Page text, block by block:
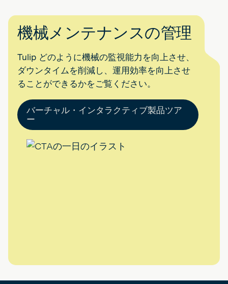
ラートの表示、修理の案内、紙のフォームの交換など、オペレーター
の行動を支援するものであれば、余計な雑用ではなく、仕事の一部に
なります。
機械メンテナンスの管理
Tulip どのように機械の監視能力を向上させ、
ダウンタイムを削減し、運用効率を向上させ
ることができるかをご覧ください。
バーチャル・インタラクティブ製品ツア
ー